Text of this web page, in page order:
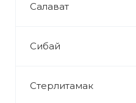
Салават
Сибай
Стерлитамак